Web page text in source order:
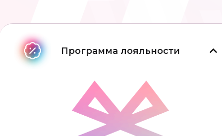
Программа лояльности